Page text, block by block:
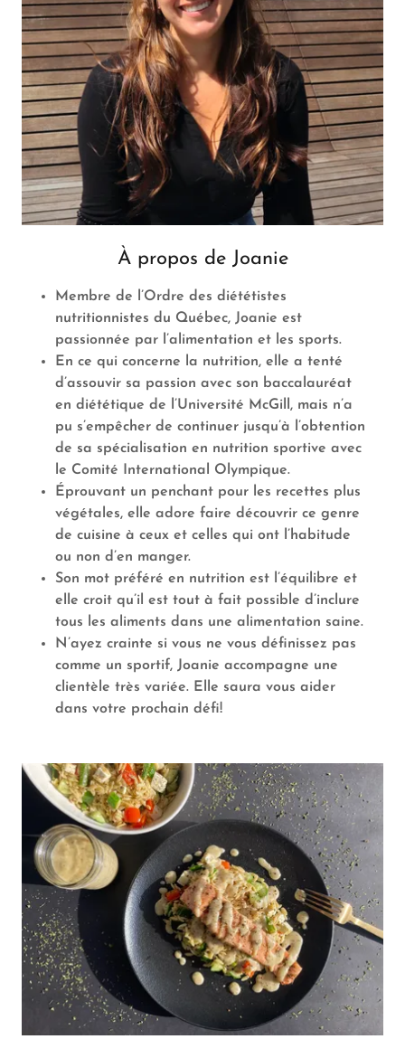
À propos de Joanie
Membre de l’Ordre des diététistes
nutritionnistes du Québec, Joanie est
passionnée par l’alimentation et les sports.
En ce qui concerne la nutrition, elle a tenté
d’assouvir sa passion avec son baccalauréat
en diététique de l’Université McGill, mais n’a
pu s’empêcher de continuer jusqu’à l’obtention
de sa spécialisation en nutrition sportive avec
le Comité International Olympique.
Éprouvant un penchant pour les recettes plus
végétales, elle adore faire découvrir ce genre
de cuisine à ceux et celles qui ont l’habitude
ou non d’en manger.
Son mot préféré en nutrition est l’équilibre et
elle croit qu’il est tout à fait possible d’inclure
tous les aliments dans une alimentation saine.
N’ayez crainte si vous ne vous définissez pas
comme un sportif, Joanie accompagne une
clientèle très variée. Elle saura vous aider
dans votre prochain défi!